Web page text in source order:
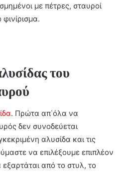
με πέτρες, σταυροί
φινίρισμα.
του
. Πρώτα απ΄όλα να
δεν συνοδεύεται
αλυσίδα και τις
να επιλέξουμε επιπλέον
από το στυλ, το